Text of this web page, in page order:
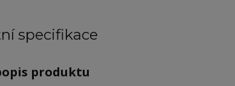
specifikace
produktu